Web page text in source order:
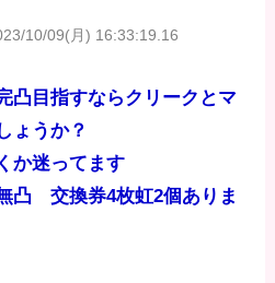
10/09(月) 16:33:19.16
凸目指すならクリークとマ
ょうか？
か迷ってます
凸 交換券4枚虹2個ありま